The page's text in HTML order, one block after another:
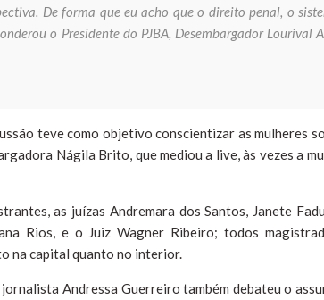
De forma que eu acho que o direito penal, o
o Presidente do PJBA, Desembargador Lourival
teve como objetivo conscientizar as mulheres
Nágila Brito, que mediou a live, às vezes a
as juízas Andremara dos Santos, Janete
Rios, e o Juiz Wagner Ribeiro; todos
na capital quanto no interior.
Andressa Guerreiro também debateu o